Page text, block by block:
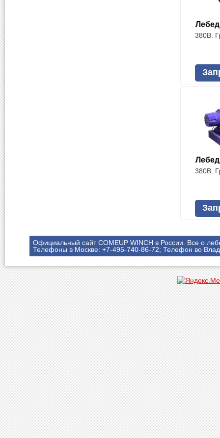
380В.
380В.
Официальный сайт COMEUP WINCH в России. Все о
Телефоны в Москве: +7-495-740-86-72; Телефон во